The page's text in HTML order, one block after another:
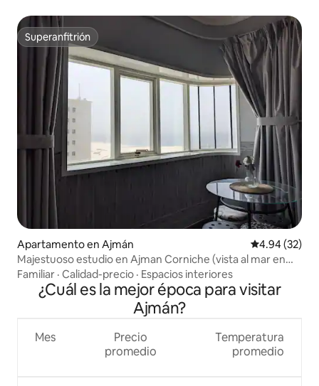
Superanfitrión
Superanfitrión
Apartamento en Ajmán Calificación
4.94 (32)
Majestuoso estudio en Ajman Corniche (vista al mar en
ángulo)
Familiar · Calidad-precio · Espacios interiores
¿Cuál es la mejor época para visitar
Ajmán?
Mes
Precio
promedio
Temperatura
promedio